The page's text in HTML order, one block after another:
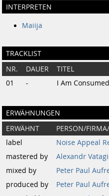
INTERPRETEN
Maiija
TRACKLIST
NR. DAUER TITEL
01
- I Am Consumed
ERWÄHNUNGEN
ERWÄHNT PERSON/
label
Noise Appeal
mastered by
Alexandr
mixed by
Peter Paul
produced by
Peter Paul